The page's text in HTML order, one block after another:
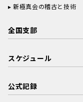
新極真会の稽古と技術
全国支部
スケジュール
公式記録